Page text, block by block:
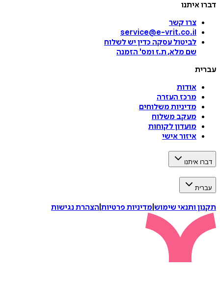
דברו איתנו
צרו קשר
service@e-vrit.co.il
לביטול עסקה כדין יש לשלוח
שם מלא, ת.ז ומס' הזמנה
עברית
אודות
מרכז העזרה
מדיניות משלוחים
מעקב משלוח
מועדון לקוחות
איזור אישי
דברו איתנו
עברית
תקנון ותנאי שימוש מדיניות פרטיות הצהרת נגישות